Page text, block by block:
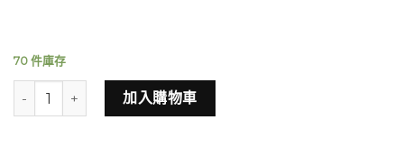
70 件庫存
Diveroid Universal Pro 專用除霧墊片 x 1包（4組，12片裝） 數量
加入購物車